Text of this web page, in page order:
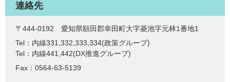
連絡先
〒444-0192 愛知県額田郡幸田町大字菱池字元林1番地1
Tel：内線331,332,333,334 政策グループ
Tel：内線441,442 DX推進グループ
Fax：0564-63-5139